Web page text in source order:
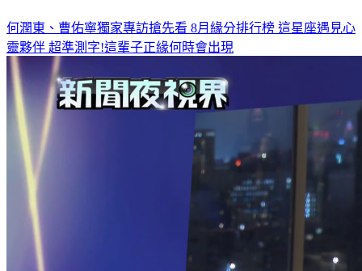
何潤東、曹佑寧獨家專訪搶先看 8月緣分排行榜 這星座遇見心
靈夥伴 超準測字!這輩子正緣何時會出現